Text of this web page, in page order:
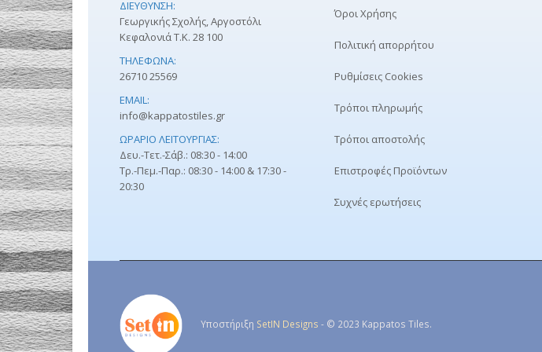
ΔΙΕΎΘΥΝΣΗ:
Γεωργικής Σχολής, Αργοστόλι
Κεφαλονιά Τ.Κ. 28 100
ΤΗΛΈΦΩΝΑ:
26710 25569
EMAIL:
info@kappatostiles.gr
ΩΡΆΡΙΟ ΛΕΙΤΟΥΡΓΊΑΣ:
Δευ.-Τετ.-Σάβ.: 08:30 - 14:00
Τρ.-Πεμ.-Παρ.: 08:30 - 14:00 & 17:30 -
20:30
Όροι Χρήσης
Πολιτική απορρήτου
Ρυθμίσεις Cookies
Τρόποι πληρωμής
Τρόποι αποστολής
Επιστροφές Προϊόντων
Συχνές ερωτήσεις
Υποστήριξη SetIN Designs - © 2023 Kappatos Tiles.